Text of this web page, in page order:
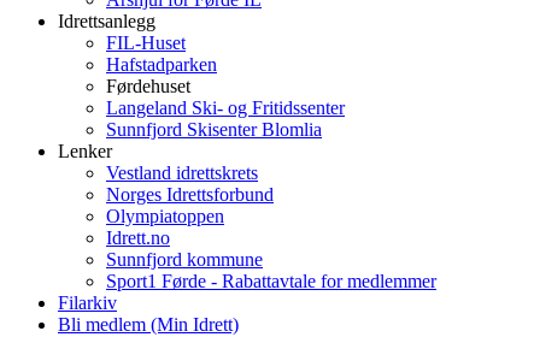
Idrettsanlegg
FIL-Huset
Hafstadparken
Førdehuset
Langeland Ski- og Fritidssenter
Sunnfjord Skisenter Blomlia
Lenker
Vestland idrettskrets
Norges Idrettsforbund
Olympiatoppen
Idrett.no
Sunnfjord kommune
Sport1 Førde - Rabattavtale for medlemmer
Filarkiv
Bli medlem (Min Idrett)